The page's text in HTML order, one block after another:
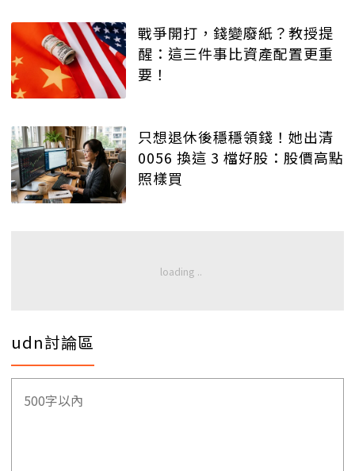
戰爭開打，錢變廢紙？教授提
醒：這三件事比資產配置更重
要！
只想退休後穩穩領錢！她出清
0056 換這 3 檔好股：股價高點
照樣買
udn討論區